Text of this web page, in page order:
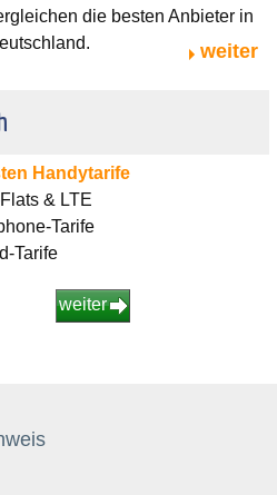
die besten Anbieter in
weiter
Handytarife
& LTE
Tarife
Tarife
weiter